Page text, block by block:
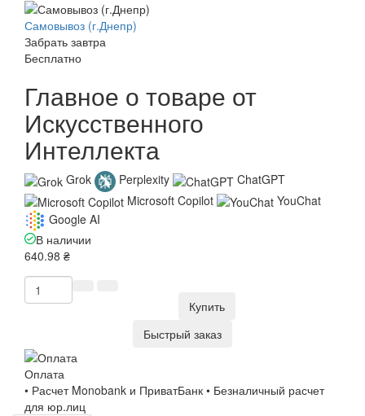
Самовывоз (г.Днепр)
Забрать завтра
Бесплатно
Главное о товаре от
Искусственного
Интеллекта
Grok Perplexity
ChatGPT
Microsoft Copilot
YouChat
Google AI
В наличии
640.98 ₴
Купить
Быстрый заказ
Оплата
• Расчет Monobank и ПриватБанк • Безналичный расчет
для юр.лиц